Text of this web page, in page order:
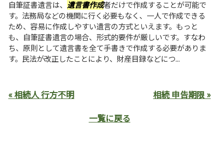
自筆証書遺言は、 遺言書作成者だけで作成することが可能で
す。法務局などの機関に行く必要もなく、一人で作成できる
ため、容易に作成しやすい遺言の方式といえます。もっと
も、自筆証書遺言の場合、形式的要件が厳しいです。すなわ
ち、原則として遺言書を全て手書きで作成する必要がありま
す。民法が改正したことにより、財産目録などにつ...
« 相続人 行方不明
相続 申告期限 »
一覧に戻る